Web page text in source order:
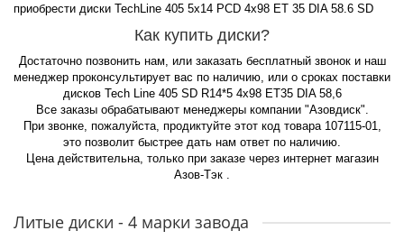
приобрести диски TechLine 405 5x14 PCD 4x98 ET 35 DIA 58.6 SD
Как купить диски?
Достаточно позвонить нам, или заказать бесплатный звонок и наш
менеджер проконсультирует вас по наличию, или о сроках поставки
дисков Tech Line 405 SD R14*5 4x98 ET35 DIA 58,6
Все заказы обрабатывают менеджеры компании "Азовдиск".
При звонке, пожалуйста, продиктуйте этот код товара 107115-01,
это позволит быстрее дать нам ответ по наличию.
Цена действительна, только при заказе через интернет магазин
Азов-Тэк .
Литые диски - 4 марки завода